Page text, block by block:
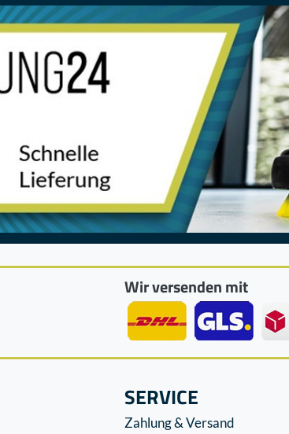
Wir versenden mit
SERVICE
Zahlung & Versand